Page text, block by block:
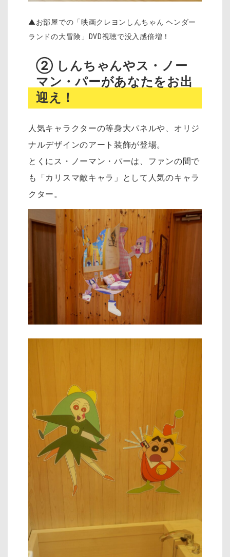
▲お部屋での「映画クレヨンしんちゃん ヘンダー
ランドの大冒険」DVD視聴で没入感倍増！
② しんちゃんやス・ノー
マン・パーがあなたをお出
迎え！
人気キャラクターの等身大パネルや、オリジ
ナルデザインのアート装飾が登場。
とくにス・ノーマン・パーは、ファンの間で
も「カリスマ敵キャラ」として人気のキャラ
クター。